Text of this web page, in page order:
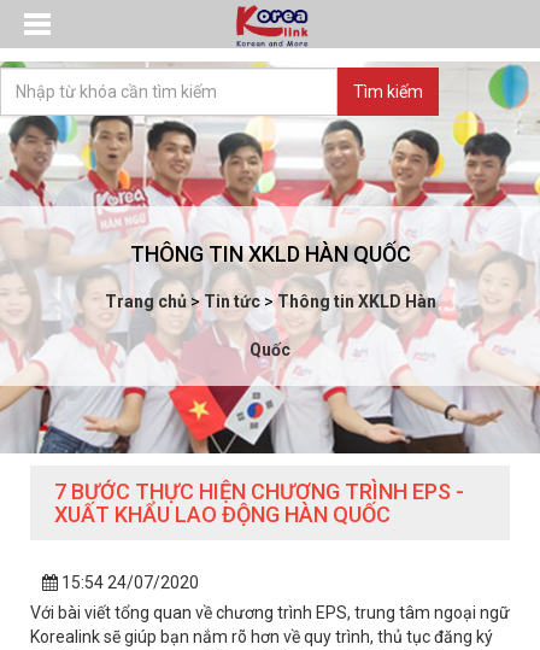
THÔNG TIN XKLD HÀN QUỐC
Trang chủ> Tin tức> Thông tin XKLD Hàn
Quốc
7 BƯỚC THỰC HIỆN CHƯƠNG TRÌNH EPS -
XUẤT KHẨU LAO ĐỘNG HÀN QUỐC
15:54 24/07/2020
Với bài viết tổng quan về chương trình EPS, trung tâm ngoại ngữ
Korealink sẽ giúp bạn nắm rõ hơn về quy trình, thủ tục đăng ký